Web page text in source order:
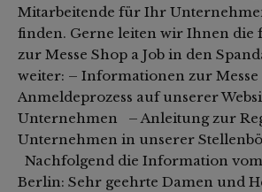
Mitarbeitende für Ihr
finden. Gerne leiten wir Ihnen die
zur Messe Shop a Job in den
weiter: – Informationen zur
Anmeldeprozess auf unserer
Unternehmen – Anleitung zur
Unternehmen in unserer
Nachfolgend die Information
Berlin: Sehr geehrte Damen und